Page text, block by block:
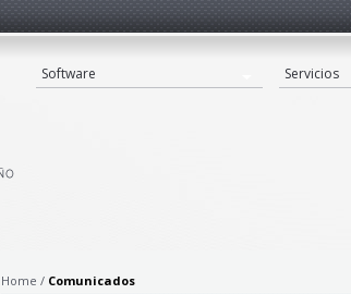
Software Servicios
Home Comunicados